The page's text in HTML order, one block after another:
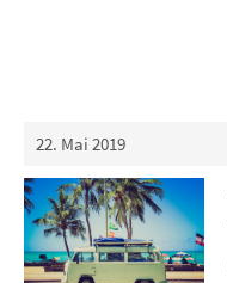
22. Mai 2019